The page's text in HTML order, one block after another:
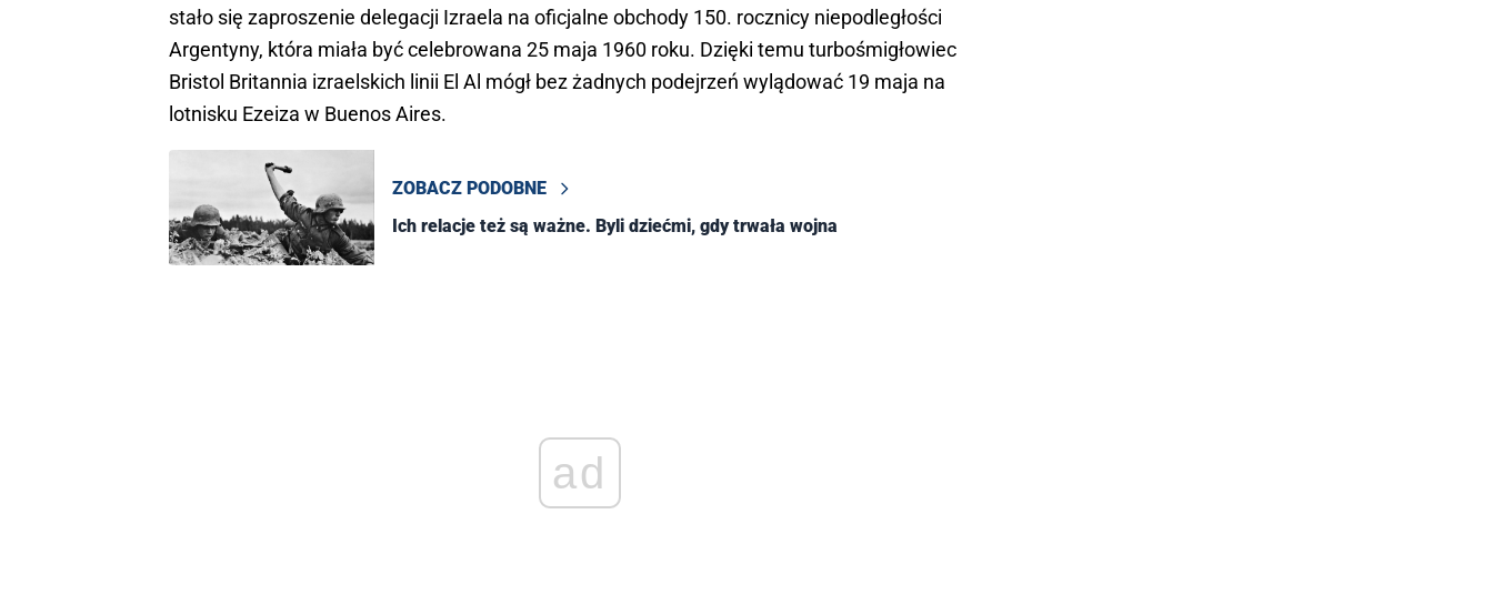
stało się zaproszenie delegacji Izraela na oficjalne obchody 150. rocznicy niepodległości
Argentyny, która miała być celebrowana 25 maja 1960 roku. Dzięki temu turbośmigłowiec
Bristol Britannia izraelskich linii El Al mógł bez żadnych podejrzeń wylądować 19 maja na
lotnisku Ezeiza w Buenos Aires.
ZOBACZ PODOBNE
Ich relacje też są ważne. Byli dziećmi, gdy trwała wojna
ad